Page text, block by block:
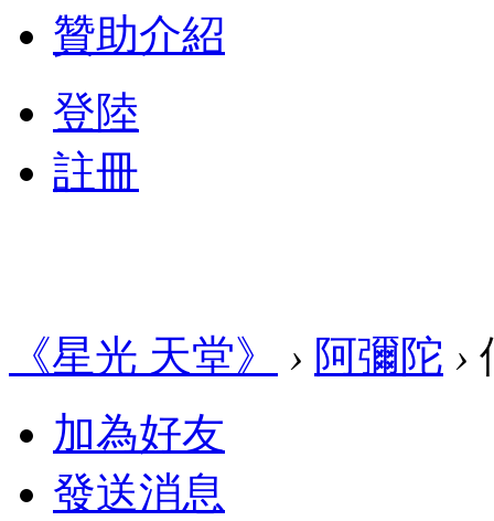
贊助介紹
登陸
註冊
《星光 天堂》 › 阿彌陀 ›
加為好友
發送消息